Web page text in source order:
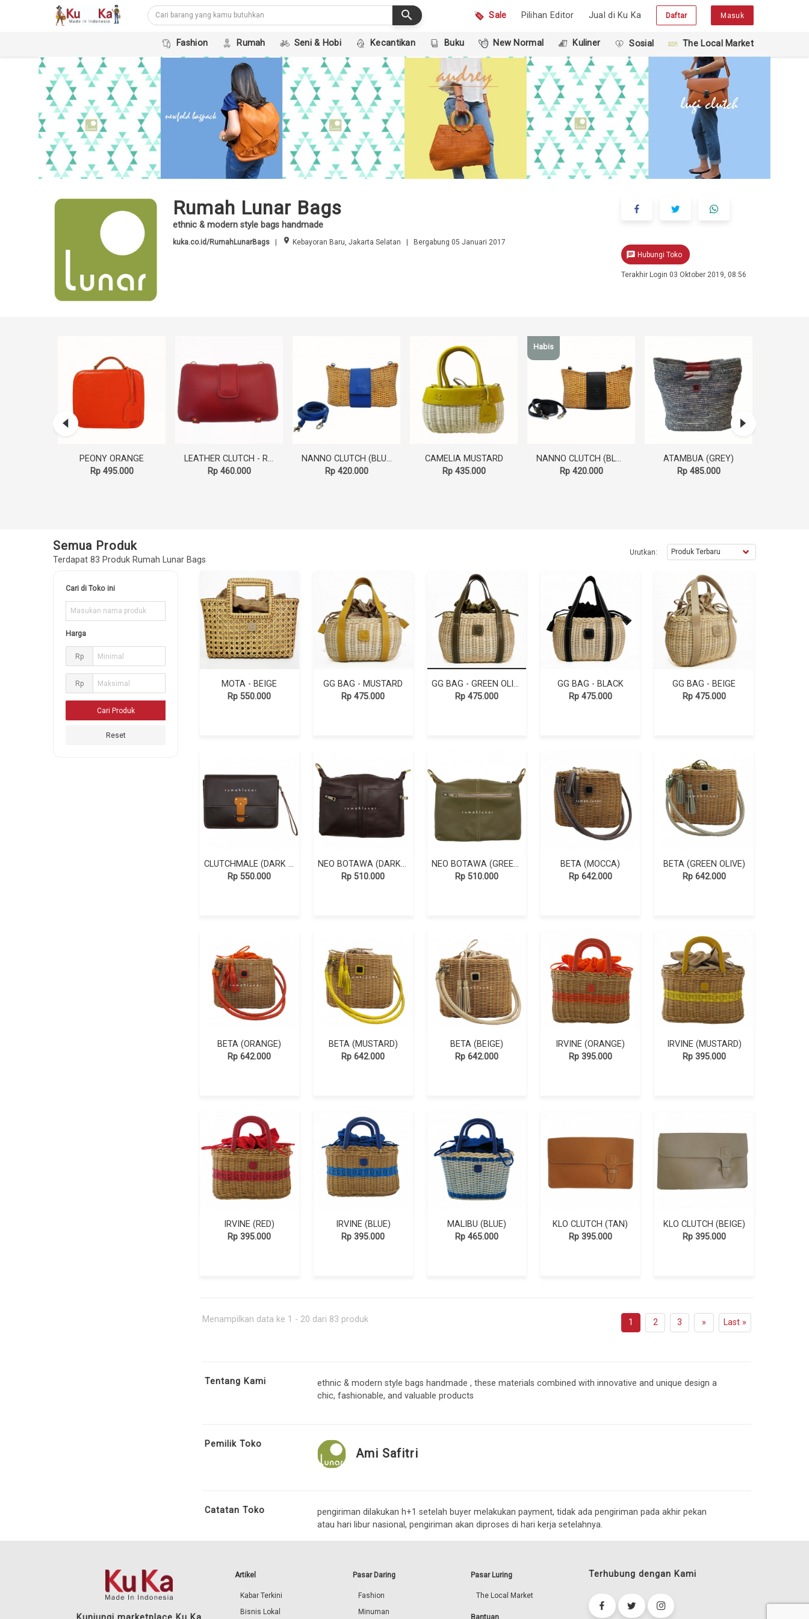
search Sale Pilihan Editor Jual di Ku Ka Daftar Masuk
Fashion Rumah Seni & Hobi Kecantikan Buku New Normal Kuliner Sosial The Local Market
Rumah Lunar Bags
ethnic & modern style bags handmade
kuka.co.id/RumahLunarBags| room Kebayoran Baru, Jakarta Selatan | Bergabung 05 Januari 2017
chat Hubungi Toko
Terakhir Login 03 Oktober 2019, 08:56
PEONY ORANGE
Rp 495.000
LEATHER CLUTCH - RED
Rp 460.000
NANNO CLUTCH (BLUE)
Rp 420.000
CAMELIA MUSTARD
Rp 435.000
Habis
NANNO CLUTCH (BLACK)
Rp 420.000
ATAMBUA (GREY)
Rp 485.000
Semua Produk
Terdapat 83 Produk Rumah Lunar Bags
Urutkan:
Cari di Toko ini
Harga
Rp
Rp
Reset
MOTA - BEIGE
Rp 550.000
GG BAG - MUSTARD
Rp 475.000
GG BAG - GREEN OLIVE
Rp 475.000
GG BAG - BLACK
Rp 475.000
GG BAG - BEIGE
Rp 475.000
CLUTCHMALE (DARK BROWN)
Rp 550.000
NEO BOTAWA (DARK BROWN)
Rp 510.000
NEO BOTAWA (GREEN OLIVE)
Rp 510.000
BETA (MOCCA)
Rp 642.000
BETA (GREEN OLIVE)
Rp 642.000
BETA (ORANGE)
Rp 642.000
BETA (MUSTARD)
Rp 642.000
BETA (BEIGE)
Rp 642.000
IRVINE (ORANGE)
Rp 395.000
IRVINE (MUSTARD)
Rp 395.000
IRVINE (RED)
Rp 395.000
IRVINE (BLUE)
Rp 395.000
MALIBU (BLUE)
Rp 465.000
KLO CLUTCH (TAN)
Rp 395.000
KLO CLUTCH (BEIGE)
Rp 395.000
Menampilkan data ke 1 - 20 dari 83 produk 1 2 3 » Last »
Tentang Kami
ethnic & modern style bags handmade , these materials combined with innovative and unique design a
chic, fashionable, and valuable products
Pemilik Toko
Ami Safitri
Catatan Toko
pengiriman dilakukan h+1 setelah buyer melakukan payment, tidak ada pengiriman pada akhir pekan
atau hari libur nasional, pengiriman akan diproses di hari kerja setelahnya.
Artikel
Kabar Terkini
Bisnis Lokal
Pasar Daring
Fashion
Minuman
Pasar Luring
The Local Market
Bantuan
Terhubung dengan Kami